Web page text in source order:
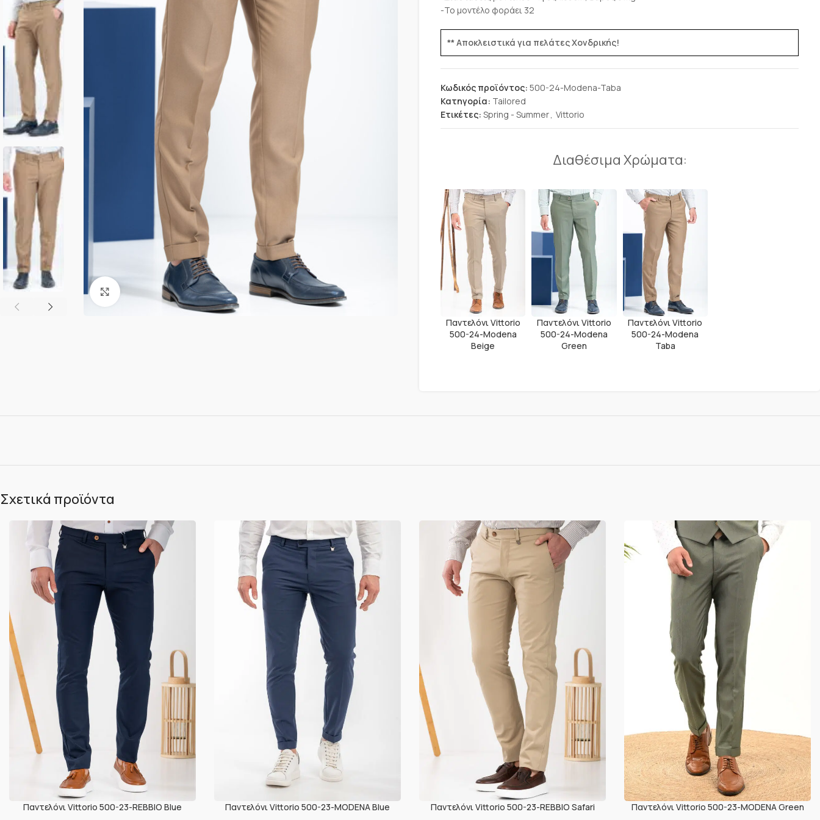
Κλικ για μεγέθυνση
-Το μοντέλο φοράει 32
** Αποκλειστικά για πελάτες Χονδρικής!
Κωδικός προϊόντος: 500-24-Modena-Taba
Κατηγορία: Tailored
Ετικέτες: Spring - Summer, Vittorio
Διαθέσιμα Χρώματα:
Παντελόνι Vittorio
500-24-Modena
Beige
Παντελόνι Vittorio
500-24-Modena
Green
Παντελόνι Vittorio
500-24-Modena
Taba
Σχετικά προϊόντα
Παντελόνι Vittorio 500-23-REBBIO Blue Παντελόνι Vittorio 500-23-MODENA Blue Παντελόνι Vittorio 500-23-REBBIO Safari Παντελόνι Vittorio 500-23-MODENA Green